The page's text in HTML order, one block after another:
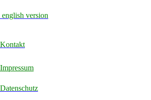
english version
Kontakt
Impressum
Datenschutz